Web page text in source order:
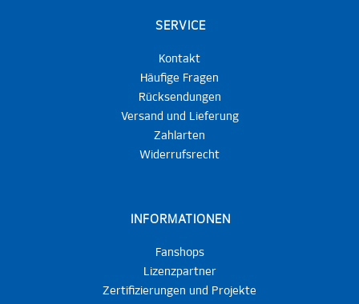
SERVICE
Kontakt
Häufige Fragen
Rücksendungen
Versand und Lieferung
Zahlarten
Widerrufsrecht
INFORMATIONEN
Fanshops
Lizenzpartner
Zertifizierungen und Projekte